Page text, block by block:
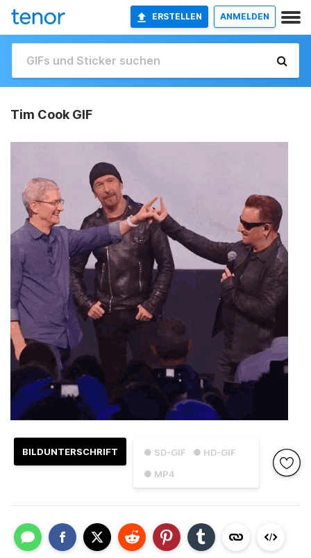
ERSTELLEN ANMELDEN
Tim Cook GIF
● SD-GIF
● HD-GIF
● MP4
BILDUNTERSCHRIFT